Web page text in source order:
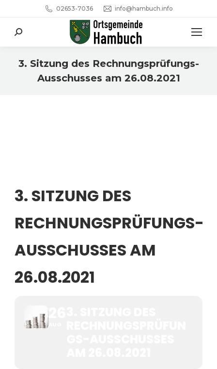
02653-7036 info@hambuch.info
Search:
3. Sitzung des Rechnungsprüfungs-
Ausschusses am 26.08.2021
3. SITZUNG DES
RECHNUNGSPRÜFUNGS-
AUSSCHUSSES AM
26.08.2021